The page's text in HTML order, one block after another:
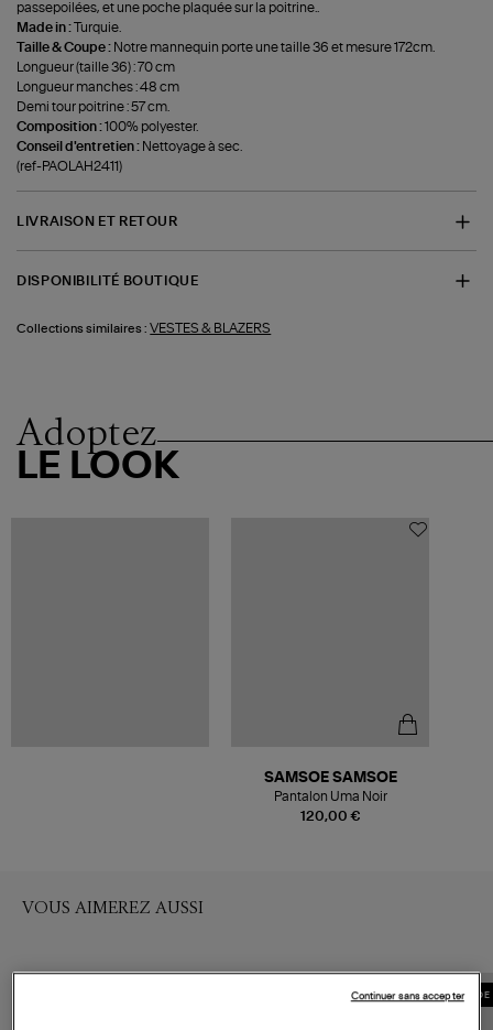
passepoilées, et une poche plaquée sur la poitrine..
Made in :
Turquie.
Taille & Coupe : Notre mannequin porte une taille 36 et mesure 172cm.
Longueur (taille 36) : 70 cm
Longueur manches : 48 cm
Demi tour poitrine : 57 cm.
Composition :100% polyester.
Conseil d'entretien : Nettoyage à sec.
(ref-PAOLAH2411)
LIVRAISON ET RETOUR
DISPONIBILITÉ BOUTIQUE
Collections similaires : VESTES & BLAZERS
Adoptez
LE LOOK
120,00 €
SAMSOE SAMSOE
Pantalon Uma Noir
VOUS AIMEREZ AUSSI
MADE
Continuer sans accepter